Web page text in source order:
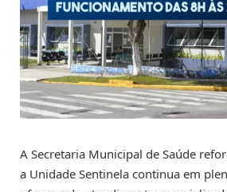
A Secretaria Municipal de Saúde
a Unidade Sentinela continua em